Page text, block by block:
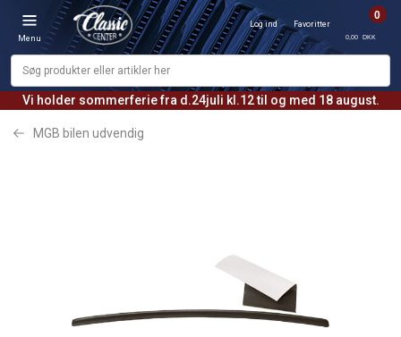
Vi holder sommerferie fra d.24juli kl.12 til og med 18 august.
Menu
Log ind Favoritter
0
0,00 DKK
MGB bilen udvendig